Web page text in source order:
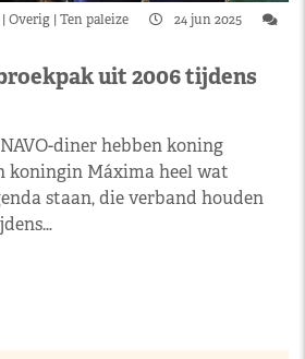
Overig Ten paleize
24 jun 2025
uit 2006 tijdens
diner hebben koning
koningin Máxima heel wat
staan, die verband houden